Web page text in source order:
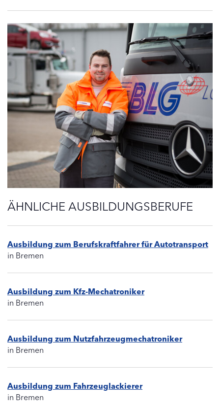
ÄHNLICHE AUSBILDUNGSBERUFE
Ausbildung zum Berufskraftfahrer für Autotransport
in Bremen
Ausbildung zum Kfz-Mechatroniker
in Bremen
Ausbildung zum Nutzfahrzeugmechatroniker
in Bremen
Ausbildung zum Fahrzeuglackierer
in Bremen